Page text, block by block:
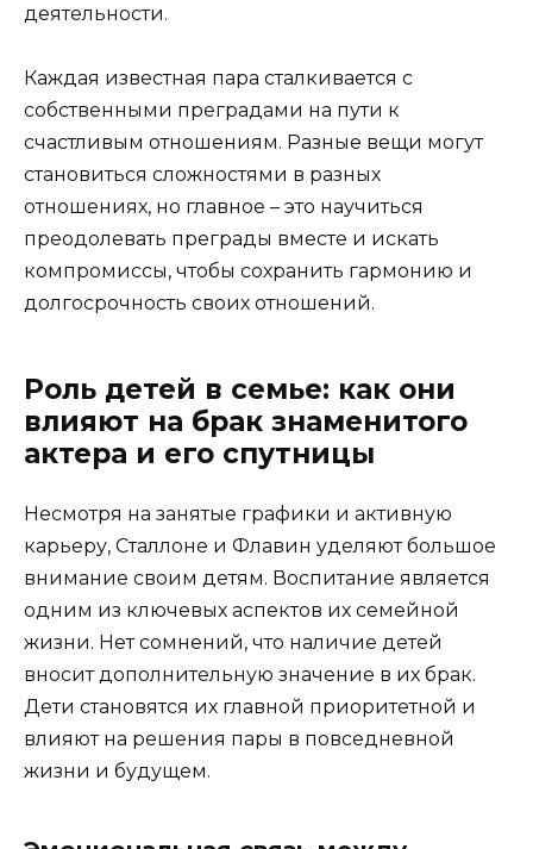
деятельности.
Каждая известная пара сталкивается с
собственными преградами на пути к
счастливым отношениям. Разные вещи могут
становиться сложностями в разных
отношениях, но главное – это научиться
преодолевать преграды вместе и искать
компромиссы, чтобы сохранить гармонию и
долгосрочность своих отношений.
Роль детей в семье: как они
влияют на брак знаменитого
актера и его спутницы
Несмотря на занятые графики и активную
карьеру, Сталлоне и Флавин уделяют большое
внимание своим детям. Воспитание является
одним из ключевых аспектов их семейной
жизни. Нет сомнений, что наличие детей
вносит дополнительную значение в их брак.
Дети становятся их главной приоритетной и
влияют на решения пары в повседневной
жизни и будущем.